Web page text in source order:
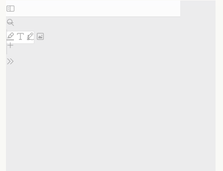
Aller
au
contenu
PDF